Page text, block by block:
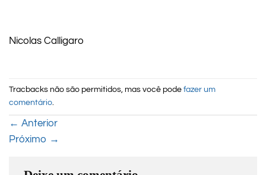
Nicolas Calligaro
Tracbacks não são permitidos, mas você pode fazer um
comentário.
← Anterior
Próximo →